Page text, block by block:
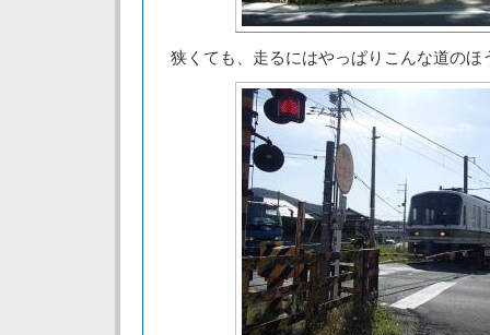
狭くても、走るにはやっぱりこんな道のほ